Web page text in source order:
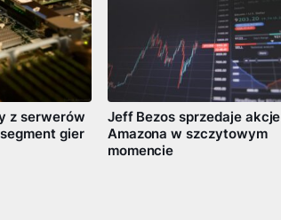
z serwerów
gier
Jeff Bezos sprzedaje akcje
Amazona w szczytowym
momencie